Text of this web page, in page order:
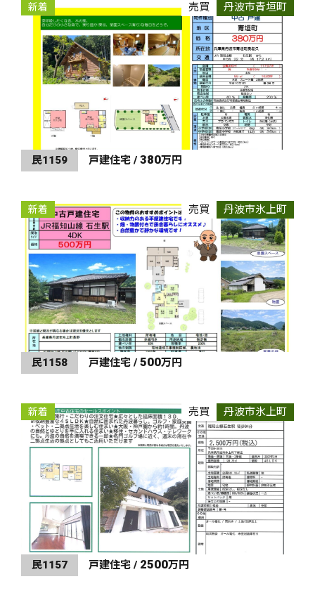
新着 売買 丹波市青垣町
民1159 戸建住宅 / 380万円
新着 売買 丹波市氷上町
民1158 戸建住宅 / 500万円
新着 売買 丹波市氷上町
民1157 戸建住宅 / 2500万円